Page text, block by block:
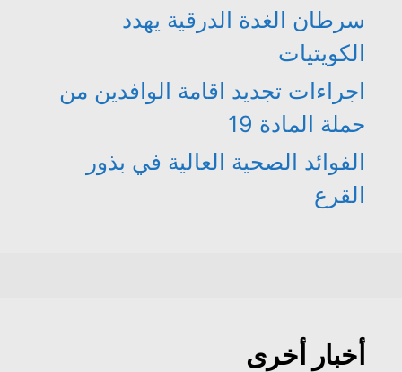
سرطان الغدة الدرقية يهدد
الكويتيات
اجراءات تجديد اقامة الوافدين من
حملة المادة 19
الفوائد الصحية العالية في بذور
القرع
أخبار أخرى